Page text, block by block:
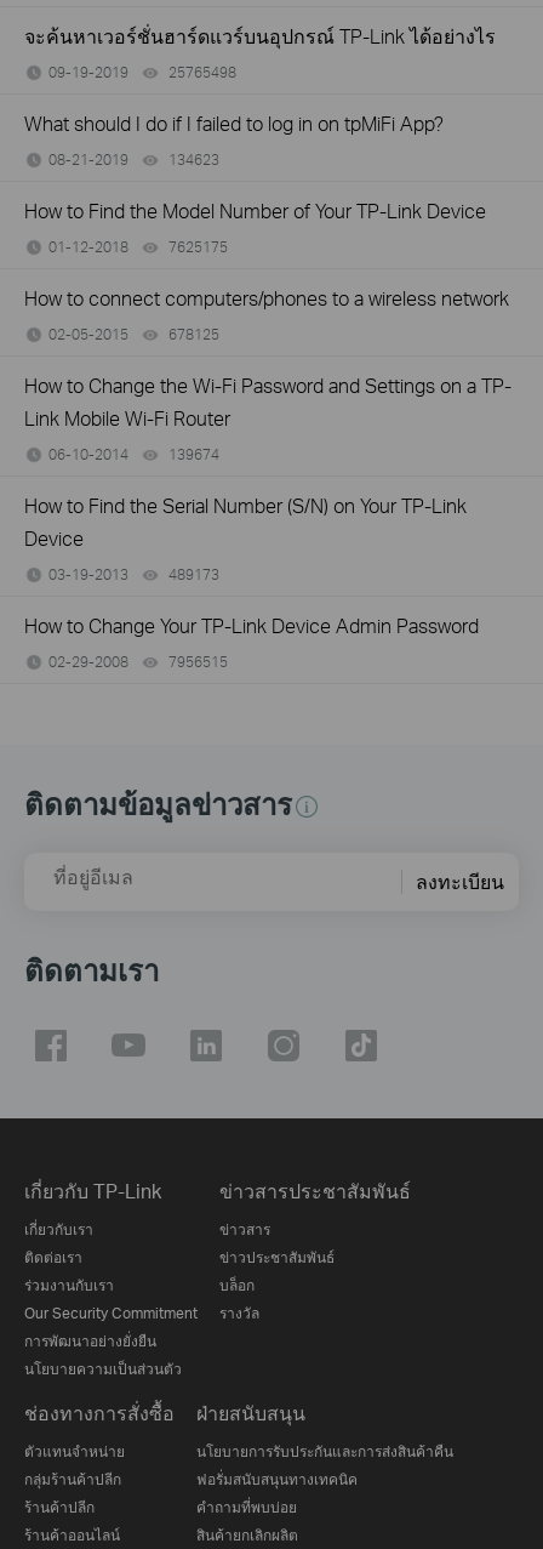
จะค้นหาเวอร์ชั่นฮาร์ดแวร์บนอุปกรณ์ TP-Link ได้อย่างไร
09-19-2019 25765498
What should I do if I failed to log in on tpMiFi App?
08-21-2019 134623
How to Find the Model Number of Your TP-Link Device
01-12-2018 7625175
How to connect computers/phones to a wireless network
02-05-2015 678125
How to Change the Wi-Fi Password and Settings on a TP-
Link Mobile Wi-Fi Router
06-10-2014 139674
How to Find the Serial Number (S/N) on Your TP-Link
Device
03-19-2013 489173
How to Change Your TP-Link Device Admin Password
02-29-2008 7956515
ติดตามข้อมูลข่าวสาร
ที่อยู่อีเมล ลงทะเบียน
ติดตามเรา
เกี่ยวกับ TP-Link
เกี่ยวกับเรา
ติดต่อเรา
ร่วมงานกับเรา
Our Security Commitment
การพัฒนาอย่างยั่งยืน
นโยบายความเป็นส่วนตัว
ข่าวสารประชาสัมพันธ์
ข่าวสาร
ข่าวประชาสัมพันธ์
บล็อก
รางวัล
ช่องทางการสั่งซื้อ
ตัวแทนจำหน่าย
กลุ่มร้านค้าปลีก
ร้านค้าปลีก
ร้านค้าออนไลน์
ฝ่ายสนับสนุน
นโยบายการรับประกันและการส่งสินค้าคืน
ฟอรั่มสนับสนุนทางเทคนิค
คำถามที่พบบ่อย
สินค้ายกเลิกผลิต